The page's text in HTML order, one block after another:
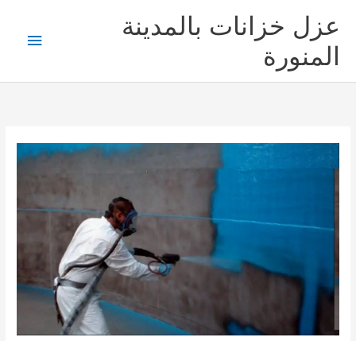
المحتوى
عزل خزانات بالمدينة
المنورة